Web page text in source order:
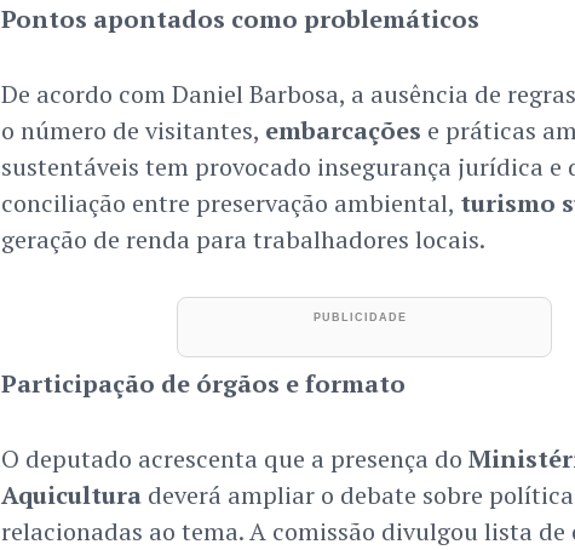
Pontos apontados como problemáticos
De acordo com Daniel Barbosa, a ausência de
o número de visitantes, embarcações e práticas
sustentáveis tem provocado insegurança jurídica e
conciliação entre preservação ambiental, turismo
geração de renda para trabalhadores locais.
Participação de órgãos e formato
O deputado acrescenta que a presença do
Aquiculturadeverá ampliar o debate sobre
relacionadas ao tema. A comissão divulgou lista de